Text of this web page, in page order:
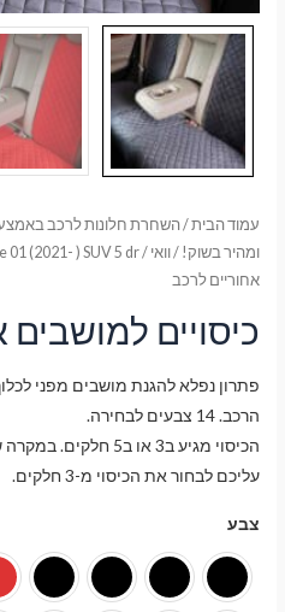
עמוד הבית/השחרת חלונות לרכב
ומהיר בשוק! /וואי /
01 (2021- ) SUV 5 dr
אחוריים לרכב
כיסויים
פתרון נפלא להגנת מושבים מפני
הרכב. 14 צבעים לבחירה.
הכיסוי מגיע ב3 או
עליכם לבחור את הכיסוי מ-3 חלקים.
צבע